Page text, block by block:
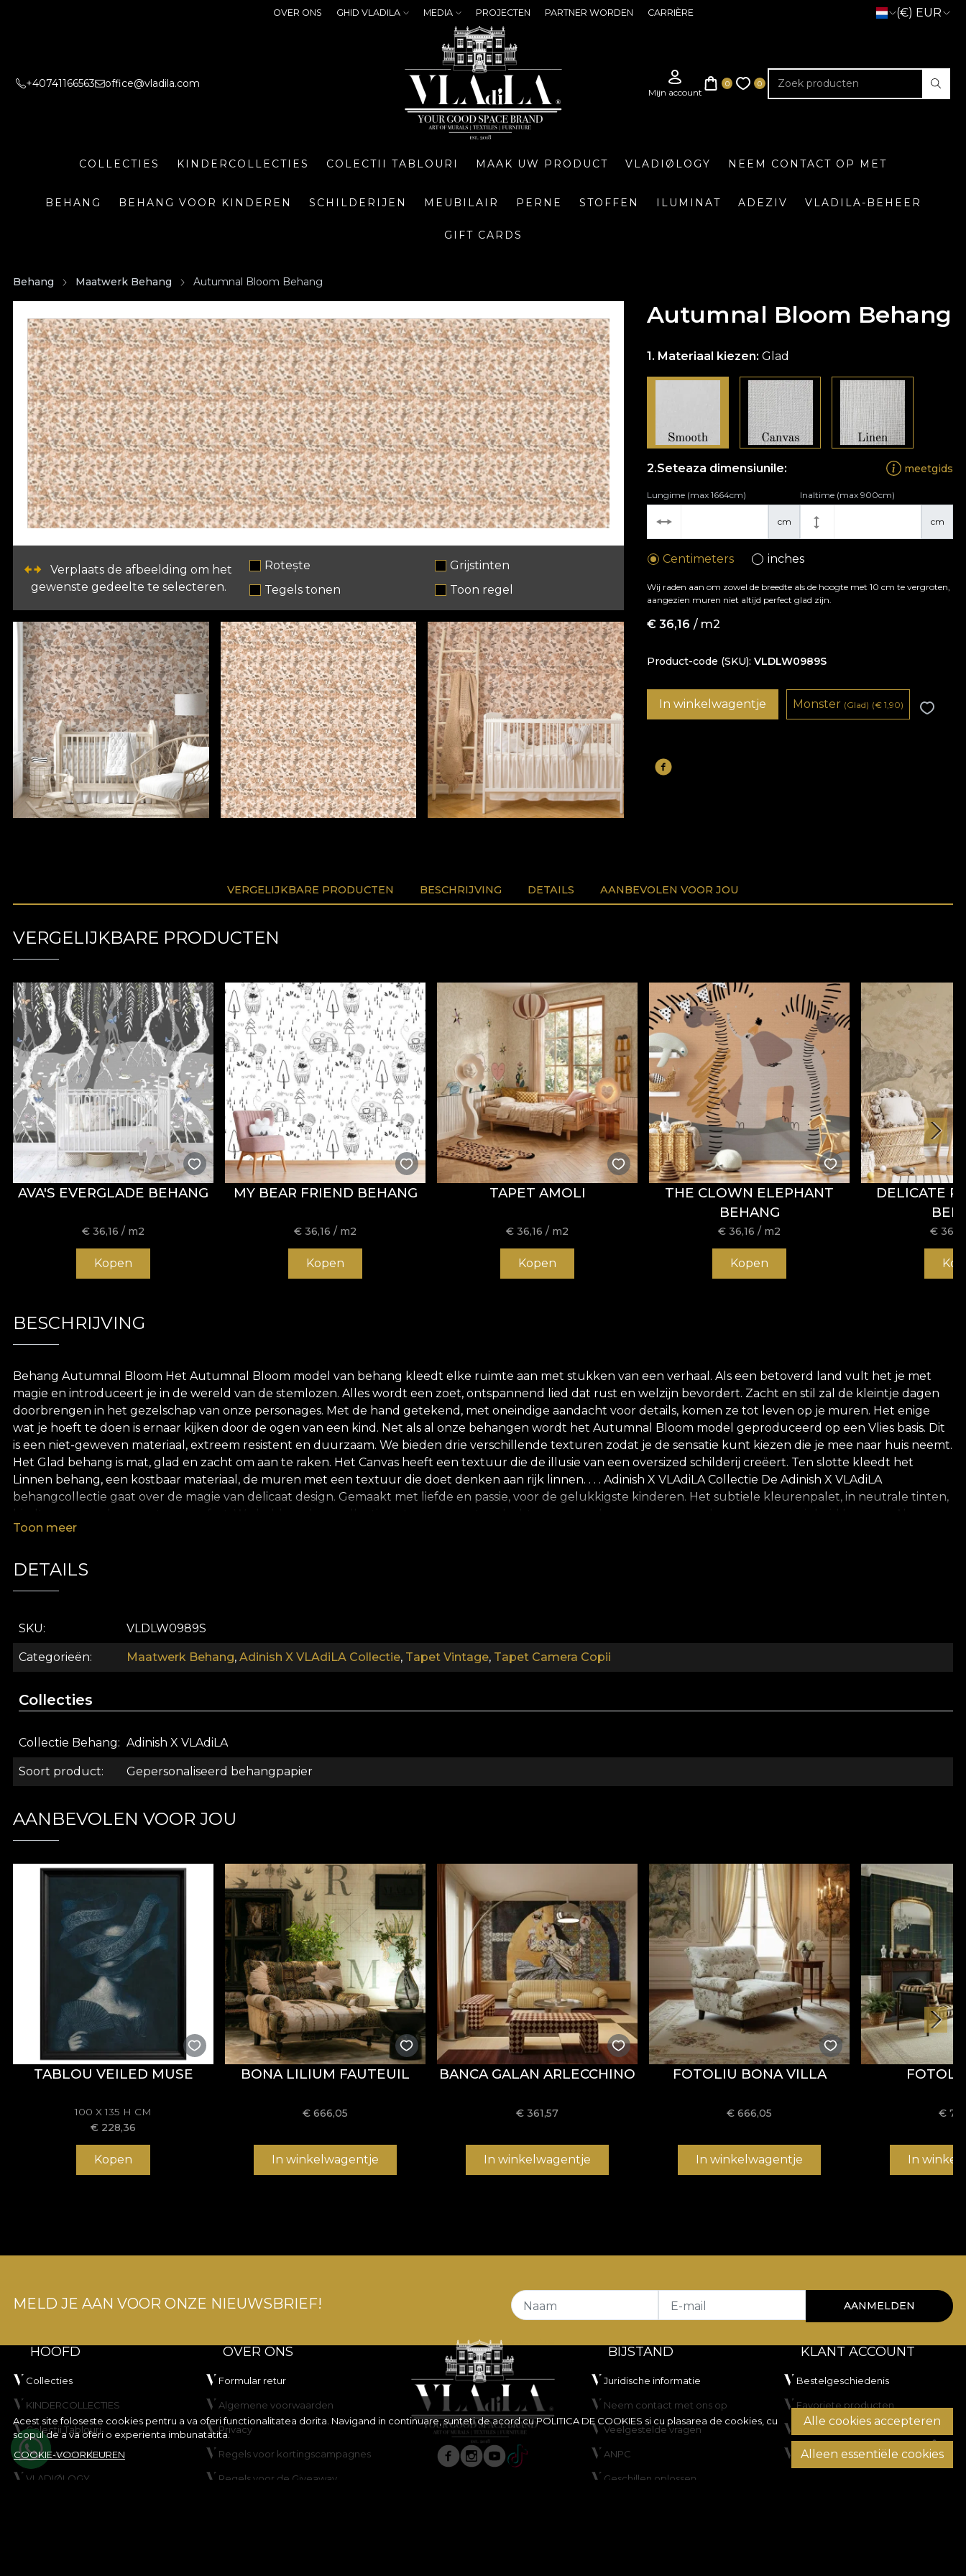
OVER ONS GHID VLADILA MEDIA PROJECTEN PARTNER WORDEN CARRIÈRE (€) EUR
+40741166563 office@vladila.com
COLLECTIES KINDERCOLLECTIES COLECTII TABLOURI MAAK UW PRODUCT VLADIØLOGY NEEM CONTACT OP MET
BEHANG BEHANG VOOR KINDEREN SCHILDERIJEN MEUBILAIR PERNE STOFFEN ILUMINAT ADEZIV VLADILA-BEHEER
GIFT CARDS
Behang Maatwerk Behang Autumnal Bloom Behang
Verplaats de afbeelding om het
gewenste gedeelte te selecteren.
Rotește
Grijstinten
Tegels tonen
Toon regel
Autumnal Bloom Behang
Materiaal kiezen:Glad
Seteaza dimensiunile: meetgids
cm
Lungime (max 1664cm)
cm
Inaltime (max 900cm)
Centimeters inches
Wij raden aan om zowel de breedte als de hoogte met 10 cm te vergroten,
aangezien muren niet altijd perfect glad zijn.
€36,16 / m2
Product-code (SKU) VLDLW0989S
In winkelwagentje Monster (Glad) (€1,90)
VERGELIJKBARE PRODUCTEN BESCHRIJVING DETAILS AANBEVOLEN VOOR JOU
VERGELIJKBARE PRODUCTEN
AVA'S EVERGLADE BEHANG
€36,16 / m2
Kopen
MY BEAR FRIEND BEHANG
€36,16 / m2
Kopen
TAPET AMOLI
€36,16 / m2
Kopen
THE CLOWN ELEPHANT
BEHANG
€36,16 / m2
Kopen
DELICATE
€
BESCHRIJVING
Behang Autumnal Bloom Het Autumnal Bloom model van behang kleedt elke ruimte aan met stukken van een verhaal. Als een betoverd land vult het je met
magie en introduceert je in de wereld van de stemlozen. Alles wordt een zoet, ontspannend lied dat rust en welzijn bevordert. Zacht en stil zal de kleintje dagen
doorbrengen in het gezelschap van onze personages. Met de hand getekend, met oneindige aandacht voor details, komen ze tot leven op je muren. Het enige
wat je hoeft te doen is ernaar kijken door de ogen van een kind. Net als al onze behangen wordt het Autumnal Bloom model geproduceerd op een Vlies basis. Dit
is een niet-geweven materiaal, extreem resistent en duurzaam. We bieden drie verschillende texturen zodat je de sensatie kunt kiezen die je mee naar huis neemt.
Het Glad behang is mat, glad en zacht om aan te raken. Het Canvas heeft een textuur die de illusie van een oversized schilderij creëert. Ten slotte kleedt het
Linnen behang, een kostbaar materiaal, de muren met een textuur die doet denken aan rijk linnen. . . . Adinish X VLAdiLA Collectie De Adinish X VLAdiLA
behangcollectie gaat over de magie van delicaat design. Gemaakt met liefde en passie, voor de gelukkigste kinderen. Het subtiele kleurenpalet, in neutrale tinten,
sprookjesboek stimuleert de Adinish X VLAdiLA collectie de verbeelding van de kleintjes. Met de hulp van vriendelijke personages zal de kleine genieten van de
afbreekbare materialen. **House of VLAdiLA raadt aan zijn eigen lijm te gebruiken bij het aanbrengen van het behang. Op deze manier kun je genieten van een
Toon meer
DETAILS
SKU VLDLW0989S
Categorieën Maatwerk Behang, Adinish X VLAdiLA Collectie, Tapet Vintage, Tapet Camera Copii
Collecties
Collectie Behang Adinish X VLAdiLA
Soort product Gepersonaliseerd behangpapier
AANBEVOLEN VOOR JOU
TABLOU VEILED MUSE
100 X 135 H CM
€ 228,36
Kopen
BONA LILIUM FAUTEUIL
€666,05
In winkelwagentje
BANCA GALAN ARLECCHINO
€361,57
In winkelwagentje
FOTOLIU BONA VILLA
€666,05
In winkelwagentje
€
In
Acest site foloseste cookies pentru a va oferi functionalitatea dorita. Navigand in continuare, sunteti de acord cuPOLITICA DE COOKIES si cu plasarea de cookies, cu
scopul de a va oferi o experienta imbunatatita.
COOKIE-VOORKEUREN
Alle cookies accepteren
Alleen essentiële cookies
MELD JE AAN VOOR ONZE NIEUWSBRIEF! Naam E-mail AANMELDEN
HOOFD
Collecties
KINDERCOLLECTIES
Colectii Tablouri
Maak uw product
VLADIØLOGY
OVER ONS
Formular retur
Algemene voorwaarden
Privacy
Regels voor kortingscampagnes
Regels voor de Giveaway
BIJSTAND
Juridische informatie
Neem contact met ons op
Veelgestelde vragen
ANPC
Geschillen oplossen
KLANT ACCOUNT
Bestelgeschiedenis
Favoriete producten
Transport en retourzendingen